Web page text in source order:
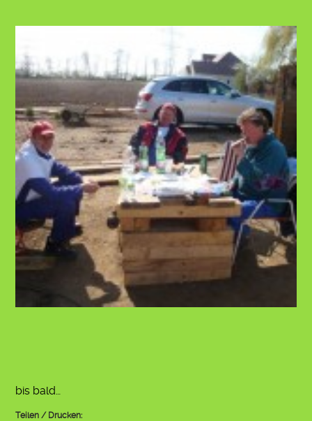
bis bald…
Teilen / Drucken: